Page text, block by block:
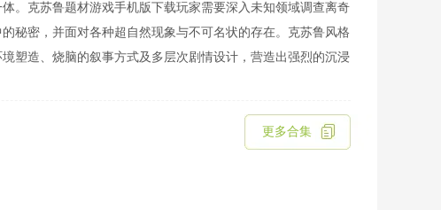
。克苏鲁题材游戏手机版下载玩家需要深入未知领域调查离奇
秘密，并面对各种超自然现象与不可名状的存在。克苏鲁风格
塑造、烧脑的叙事方式及多层次剧情设计，营造出强烈的沉浸
更多合集